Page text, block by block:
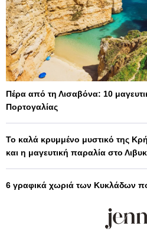
Πέρα από τη Λισαβόνα: 10
Πορτογαλίας
Το καλά κρυμμένο μυστικό της
και η μαγευτική παραλία στο
6 γραφικά χωριά των Κυκλάδων